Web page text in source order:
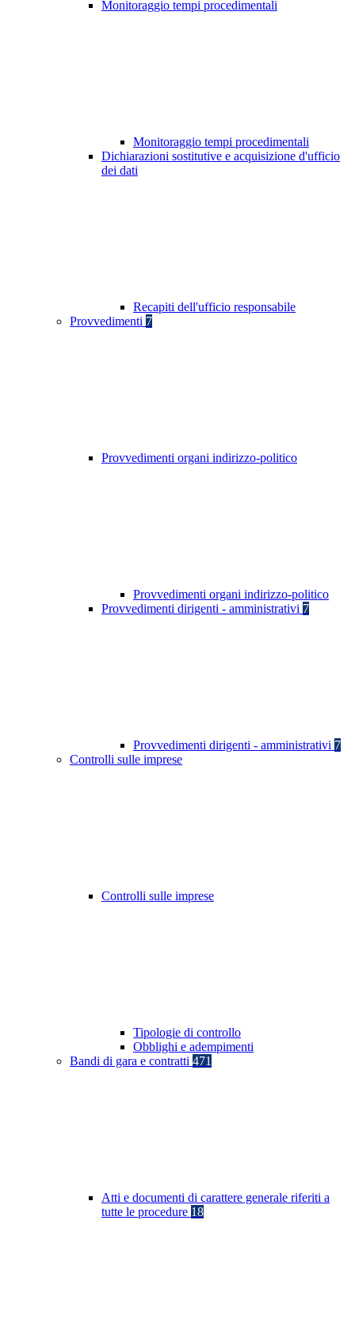
Monitoraggio tempi procedimentali
Monitoraggio tempi procedimentali
Dichiarazioni sostitutive e acquisizione d'ufficio
dei dati
Recapiti dell'ufficio responsabile
Provvedimenti 7
Provvedimenti organi indirizzo-politico
Provvedimenti organi indirizzo-politico
Provvedimenti dirigenti - amministrativi 7
Provvedimenti dirigenti - amministrativi 7
Controlli sulle imprese
Controlli sulle imprese
Tipologie di controllo
Obblighi e adempimenti
Bandi di gara e contratti 471
Atti e documenti di carattere generale riferiti a
tutte le procedure 18